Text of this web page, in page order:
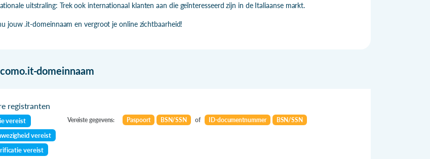
uitstraling: Trek ook internationaal klanten aan die geïnteresseerd zijn in de Italiaanse markt.
jouw .it-domeinnaam en vergroot je online zichtbaarheid!
como.it-domeinnaam
registranten
vereist
vereist
vereist
Vereiste gegevens: Paspoort BSN/SSN of ID-documentnummer BSN/SSN